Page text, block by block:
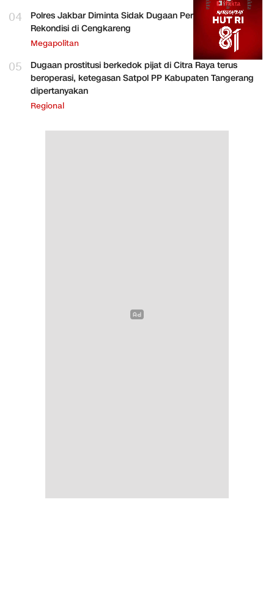
04
Polres Jakbar Diminta Sidak Dugaan Perakitan HP
Rekondisi di Cengkareng
Megapolitan
05
Dugaan prostitusi berkedok pijat di Citra Raya terus
beroperasi, ketegasan Satpol PP Kabupaten Tangerang
dipertanyakan
Regional